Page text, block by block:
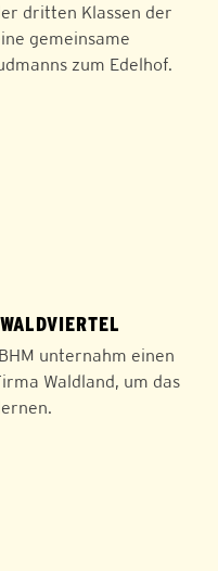
dritten Klassen der
gemeinsame
zum Edelhof.
unternahm einen
Waldland, um das